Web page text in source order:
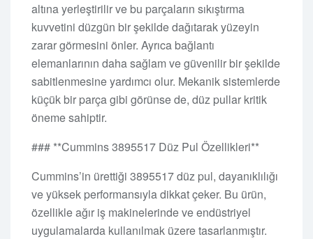
altına yerleştirilir ve bu parçaların sıkıştırma
kuvvetini düzgün bir şekilde dağıtarak yüzeyin
zarar görmesini önler. Ayrıca bağlantı
elemanlarının daha sağlam ve güvenilir bir şekilde
sabitlenmesine yardımcı olur. Mekanik sistemlerde
küçük bir parça gibi görünse de, düz pullar kritik
öneme sahiptir.
### **Cummins 3895517 Düz Pul Özellikleri**
Cummins’in ürettiği 3895517 düz pul, dayanıklılığı
ve yüksek performansıyla dikkat çeker. Bu ürün,
özellikle ağır iş makinelerinde ve endüstriyel
uygulamalarda kullanılmak üzere tasarlanmıştır.